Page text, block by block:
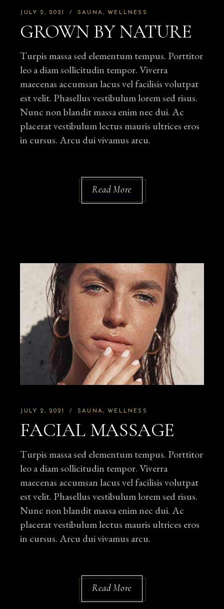
JULY 2, 2021 SAUNA WELLNESS
GROWN BY NATURE
Turpis massa sed elementum tempus. Porttitor
leo a diam sollicitudin tempor. Viverra
maecenas accumsan lacus vel facilisis volutpat
est velit. Phasellus vestibulum lorem sed risus.
Nunc non blandit massa enim nec dui. Ac
placerat vestibulum lectus mauris ultrices eros
in cursus. Arcu dui vivamus arcu.
Read More
JULY 2, 2021 SAUNA WELLNESS
FACIAL MASSAGE
Turpis massa sed elementum tempus. Porttitor
leo a diam sollicitudin tempor. Viverra
maecenas accumsan lacus vel facilisis volutpat
est velit. Phasellus vestibulum lorem sed risus.
Nunc non blandit massa enim nec dui. Ac
placerat vestibulum lectus mauris ultrices eros
in cursus. Arcu dui vivamus arcu.
Read More